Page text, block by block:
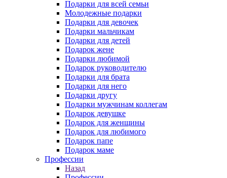
Подарки для всей семьи
Молодежные подарки
Подарки для девочек
Подарки мальчикам
Подарки для детей
Подарок жене
Подарки любимой
Подарок руководителю
Подарки для брата
Подарки для него
Подарки другу
Подарки мужчинам коллегам
Подарок девушке
Подарок для женщины
Подарок для любимого
Подарок папе
Подарок маме
Профессии
Назад